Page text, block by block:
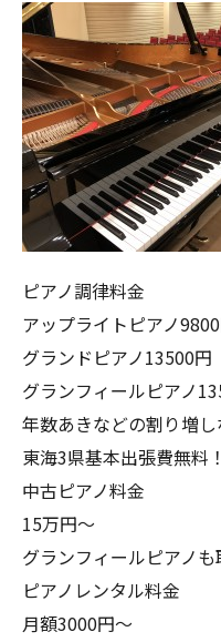
ピアノ調律料金
アップライトピアノ
グランドピアノ13500円
グランフィールピアノ
年数あきなどの割り増し
東海3県基本出張費無料！
中古ピアノ料金
15万円〜
グランフィールピアノも
ピアノレンタル料金
月額3000円〜